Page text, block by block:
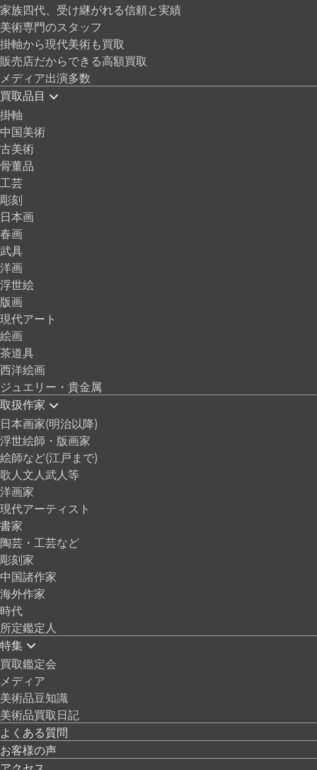
家族四代、受け継がれる信頼と実績
美術専門のスタッフ
掛軸から現代美術も買取
販売店だからできる高額買取
メディア出演多数
買取品目
掛軸
中国美術
古美術
骨董品
工芸
彫刻
日本画
春画
武具
洋画
浮世絵
版画
現代アート
絵画
茶道具
西洋絵画
ジュエリー・貴金属
取扱作家
日本画家(明治以降)
浮世絵師・版画家
絵師など(江戸まで)
歌人文人武人等
洋画家
現代アーティスト
書家
陶芸・工芸など
彫刻家
中国諸作家
海外作家
時代
所定鑑定人
特集
買取鑑定会
メディア
美術品豆知識
美術品買取日記
よくある質問
お客様の声